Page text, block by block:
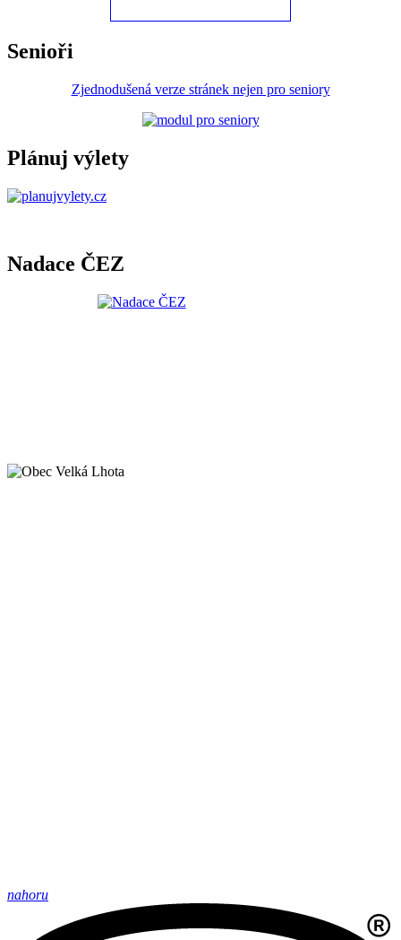
Senioři
Zjednodušená verze stránek nejen pro seniory
Plánuj výlety
Nadace ČEZ
nahoru